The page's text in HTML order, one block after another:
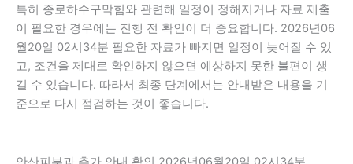
특히 종로하수구막힘와 관련해 일정이 정해지거나 자료 제출
이 필요한 경우에는 진행 전 확인이 더 중요합니다. 2026년06
월20일 02시34분 필요한 자료가 빠지면 일정이 늦어질 수 있
고, 조건을 제대로 확인하지 않으면 예상하지 못한 불편이 생
길 수 있습니다. 따라서 최종 단계에서는 안내받은 내용을 기
준으로 다시 점검하는 것이 좋습니다.